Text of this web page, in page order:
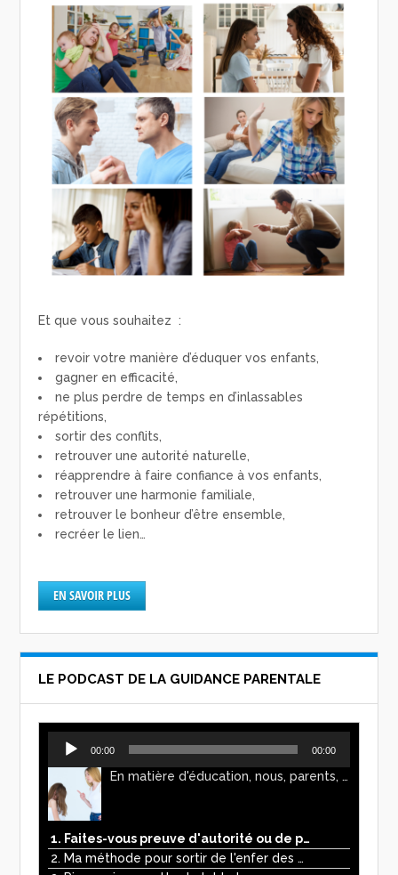
Et que vous souhaitez :
revoir votre manière d’éduquer vos enfants,
gagner en efficacité,
ne plus perdre de temps en d’inlassables
répétitions,
sortir des conflits,
retrouver une autorité naturelle,
réapprendre à faire confiance à vos enfants,
retrouver une harmonie familiale,
retrouver le bonheur d’être ensemble,
recréer le lien…
EN SAVOIR PLUS
LE PODCAST DE LA GUIDANCE PARENTALE
Lecteur
audio
00:00 00:00
En matière d'éducation, nous, parents, avons l'impression de faire preuve d'autorité. Mais n'est-ce pas, parfois, plutôt un jeu de pouvoir ? Ce podcast vous permettra d'y voir plus clair !
1. Faites-vous preuve d'autorité ou de pouvoir avec vos enfants ?
2. Ma méthode pour sortir de l'enfer des écrans